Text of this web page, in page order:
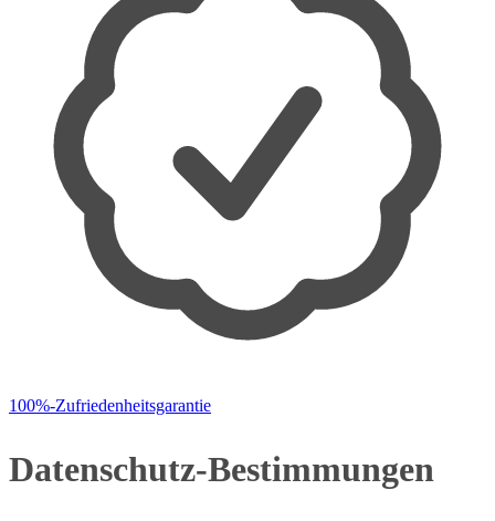
100%-Zufriedenheitsgarantie
Datenschutz-Bestimmungen